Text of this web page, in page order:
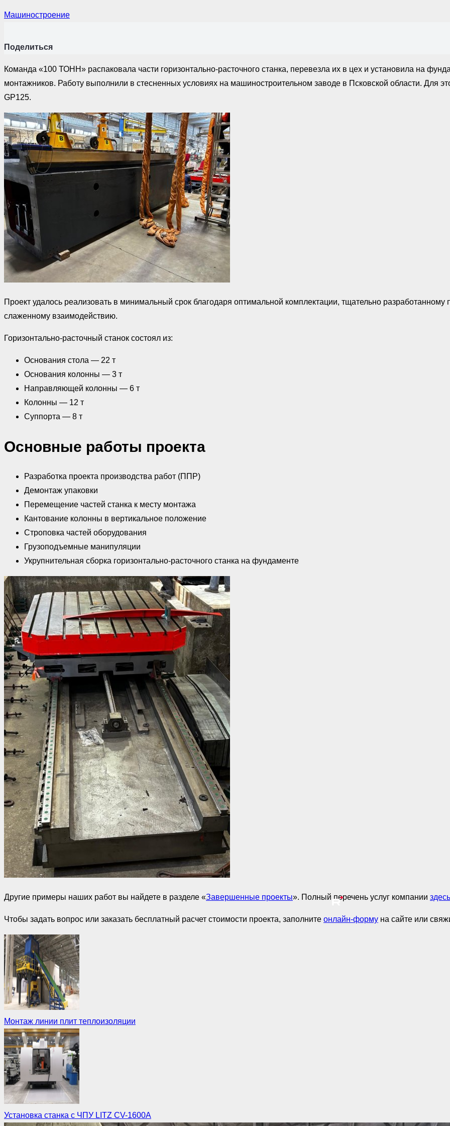
Машиностроение
Поделиться
Команда «100 ТОНН» распаковала части горизонтально-расточного станка, перевезла их в цех и установила на
монтажников. Работу выполнили в стесненных условиях на машиностроительном заводе в Псковской области. Для
GP125.
Проект удалось реализовать в минимальный срок благодаря оптимальной комплектации, тщательно разработанному
слаженному взаимодействию.
Горизонтально-расточный станок состоял из:
Основания стола — 22 т
Основания колонны — 3 т
Направляющей колонны — 6 т
Колонны — 12 т
Суппорта — 8 т
Основные работы проекта
Разработка проекта производства работ (ППР)
Демонтаж упаковки
Перемещение частей станка к месту монтажа
Кантование колонны в вертикальное положение
Строповка частей оборудования
Грузоподъемные манипуляции
Укрупнительная сборка горизонтально-расточного станка на фундаменте
Другие примеры наших работ вы найдете в разделе «Завершенные проекты». Полный перечень услуг компании здесь
Чтобы задать вопрос или заказать бесплатный расчет стоимости проекта, заполните онлайн-форму на сайте или
Монтаж линии плит теплоизоляции
Установка станка с ЧПУ LITZ CV-1600A